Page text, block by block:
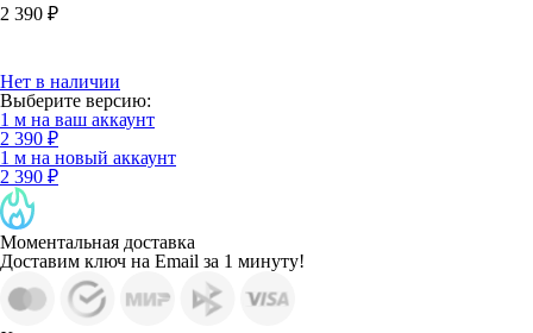
2 390 ₽
Нет в наличии
Выберите версию:
1 м на ваш аккаунт
2 390 ₽
1 м на новый аккаунт
2 390 ₽
Моментальная доставка
Доставим ключ на Email за 1 минуту!